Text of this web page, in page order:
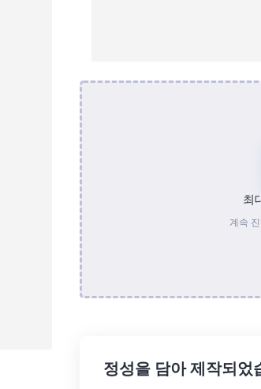
최
계속
정성을 담아 제작되었